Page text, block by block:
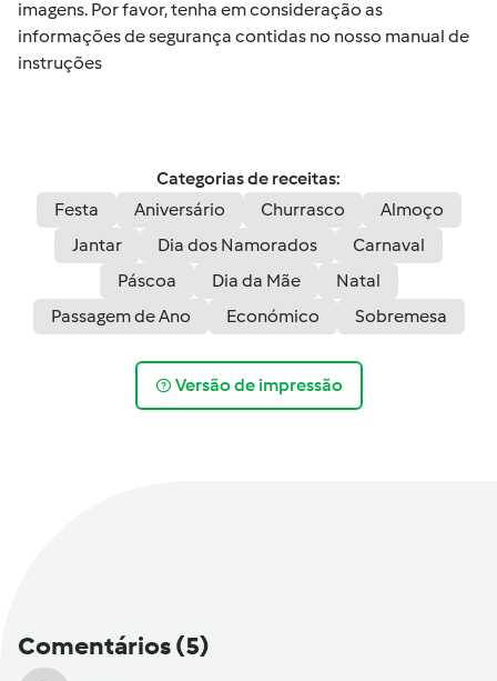
imagens. Por favor, tenha em consideração as
informações de segurança contidas no nosso manual de
instruções
Categorias de receitas:
Festa
Aniversário Churrasco
Almoço
Jantar
Dia dos Namorados
Carnaval
Páscoa
Dia da Mãe
Natal
Passagem de Ano
Económico Sobremesa
Versão de impressão
Comentários(5)